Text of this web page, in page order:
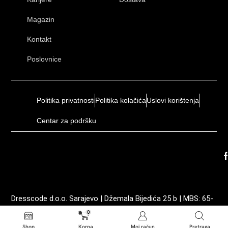
Magazin
Kontakt
Poslovnice
Politika privatnostiPolitika kolačićaUslovi korištenja
Centar za podršku
Dresscode d.o.o. Sarajevo | Džemala Bijedića 25 b | MBS: 65-
01-0035-19 | ID: 4202605210003 | PDV: 202605210003
Shop
0
Korpa Moj račun Pretraga